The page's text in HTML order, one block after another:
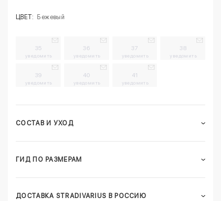
ЦВЕТ: Бежевый
35
уведомить
36
уведомить
37
уведомить
38
уведомить
39
уведомить
40
уведомить
41
уведомить
СОСТАВ И УХОД
ГИД ПО РАЗМЕРАМ
ДОСТАВКА STRADIVARIUS В РОССИЮ